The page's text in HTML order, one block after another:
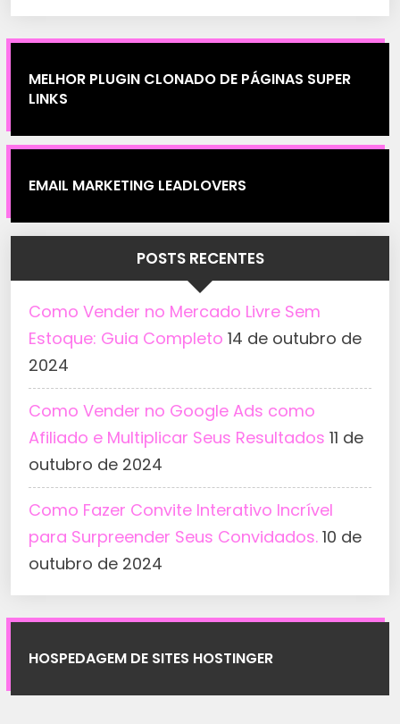
MELHOR PLUGIN CLONADO DE PÁGINAS SUPER
LINKS
EMAIL MARKETING LEADLOVERS
POSTS RECENTES
Como Vender no Mercado Livre Sem
Estoque: Guia Completo 14 de outubro de
2024
Como Vender no Google Ads como
Afiliado e Multiplicar Seus Resultados 11 de
outubro de 2024
Como Fazer Convite Interativo Incrível
para Surpreender Seus Convidados. 10 de
outubro de 2024
HOSPEDAGEM DE SITES HOSTINGER